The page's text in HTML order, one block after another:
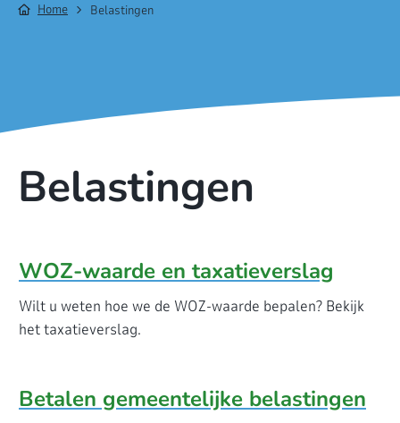
Home Belastingen
Belastingen
WOZ-waarde en taxatieverslag
Wilt u weten hoe we de WOZ-waarde bepalen? Bekijk
het taxatieverslag.
Betalen gemeentelijke belastingen